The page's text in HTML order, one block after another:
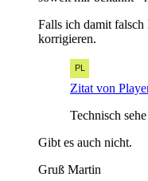
Falls ich damit falsch
korrigieren.
Zitat von
Technisch
Gibt es auch nicht.
Gruß Martin